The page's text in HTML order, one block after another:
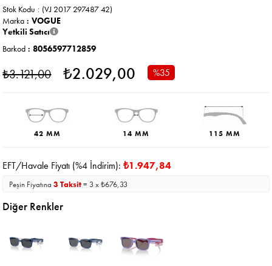
(VJ 2017 297487 42)
Stok Kodu
Marka : VOGUE
Yetkili Satıcı
Barkod : 8056597712859
₺3.121,00 ₺2.029,00 %35
42 MM 14 MM 115 MM
EFT/Havale Fiyatı (%4 İndirim):₺1.947,84
Peşin Fiyatına3 Taksit= 3 x ₺676,33
Diğer Renkler